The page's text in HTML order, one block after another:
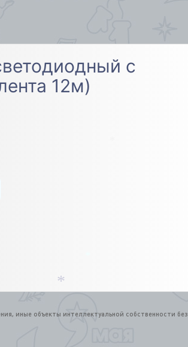
с
12м)
иные объекты интеллектуальной собственности без